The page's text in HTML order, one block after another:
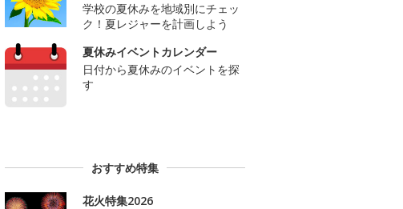
学校の夏休みを地域別にチェッ
ク！夏レジャーを計画しよう
夏休みイベントカレンダー
日付から夏休みのイベントを探
す
おすすめ特集
花火特集2026